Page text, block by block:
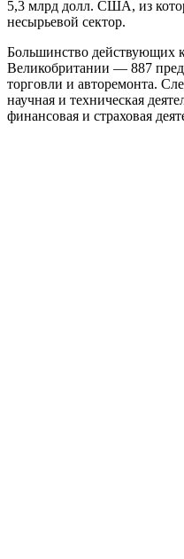
5,3 млрд долл. США, из
несырьевой сектор.
Большинство действующих
Великобритании — 887
торговли и авторемонта.
научная и техническая
финансовая и страховая